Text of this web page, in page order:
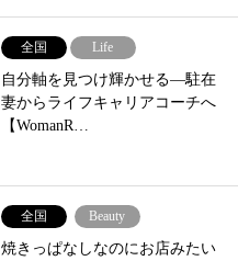
全国 Life
自分軸を見つけ輝かせる―駐在
妻からライフキャリアコーチへ
【WomanR…
全国 Beauty
焼きっぱなしなのにお店みたい